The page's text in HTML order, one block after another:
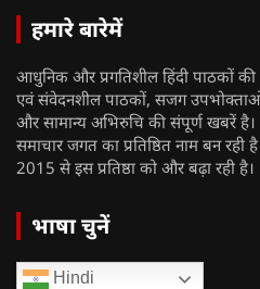
हमारे बारेमें
आधुनिक और प्रगतिशील हिंदी पाठकों की
एवं संवेदनशील पाठकों, सजग उपभोक्ताओं
और सामान्य अभिरुचि की संपूर्ण खबरें है।
समाचार जगत का प्रतिष्ठित नाम बन रही है
2015 से इस प्रतिष्ठा को और बढ़ा रही है।
भाषा चुनें
Hindi